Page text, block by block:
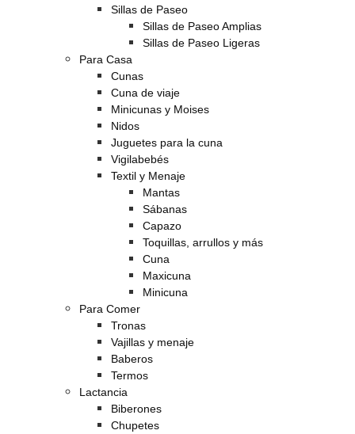
Sillas de Paseo
Sillas de Paseo Amplias
Sillas de Paseo Ligeras
Para Casa
Cunas
Cuna de viaje
Minicunas y Moises
Nidos
Juguetes para la cuna
Vigilabebés
Textil y Menaje
Mantas
Sábanas
Capazo
Toquillas, arrullos y más
Cuna
Maxicuna
Minicuna
Para Comer
Tronas
Vajillas y menaje
Baberos
Termos
Lactancia
Biberones
Chupetes